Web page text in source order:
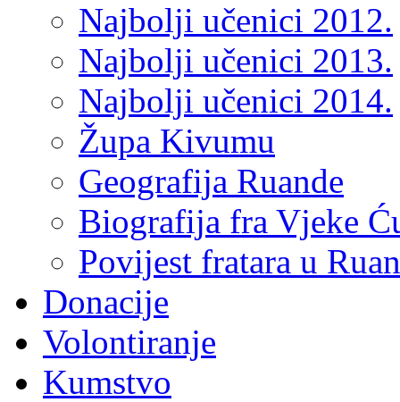
Najbolji učenici 2012.
Najbolji učenici 2013.
Najbolji učenici 2014.
Župa Kivumu
Geografija Ruande
Biografija fra Vjeke
Povijest fratara u
Donacije
Volontiranje
Kumstvo